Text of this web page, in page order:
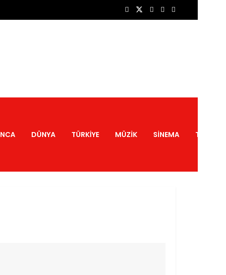
DÜNYA TÜRKIYE MÜZIK SINEMA TATIL